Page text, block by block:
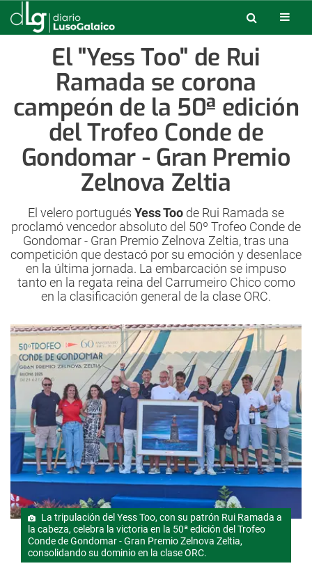
El "Yess Too" de Rui
Ramada se corona
campeón de la 50ª edición
del Trofeo Conde de
Gondomar - Gran Premio
Zelnova Zeltia
El velero portugués Yess Too de Rui Ramada se
proclamó vencedor absoluto del 50º Trofeo Conde de
Gondomar - Gran Premio Zelnova Zeltia, tras una
competición que destacó por su emoción y desenlace
en la última jornada. La embarcación se impuso
tanto en la regata reina del Carrumeiro Chico como
en la clasificación general de la clase ORC.
La tripulación del Yess Too, con su patrón Rui Ramada a
la cabeza, celebra la victoria en la 50ª edición del Trofeo
Conde de Gondomar - Gran Premio Zelnova Zeltia,
consolidando su dominio en la clase ORC.